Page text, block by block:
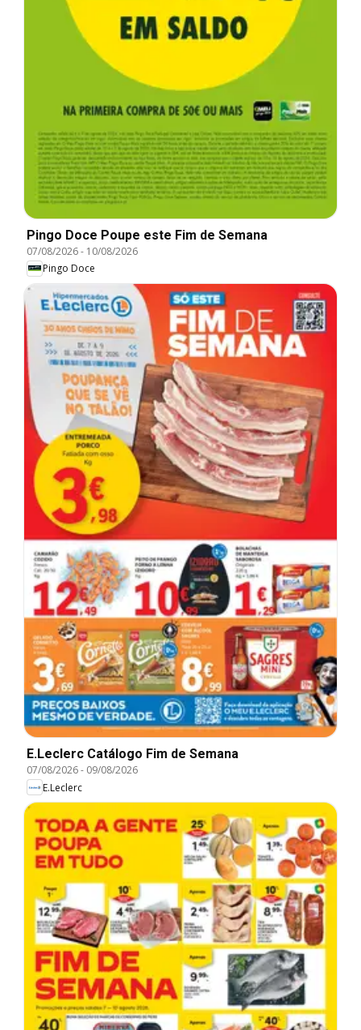
Pingo Doce Poupe este Fim de Semana
07/08/2026- 10/08/2026
Pingo Doce
E.Leclerc Catálogo Fim de Semana
07/08/2026- 09/08/2026
E.Leclerc